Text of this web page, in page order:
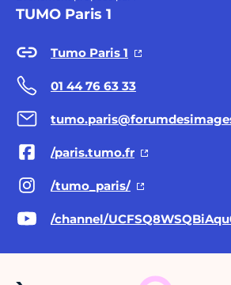
TUMO Paris 1
Tumo Paris 1
01 44 76 63 33
/paris.tumo.fr
/tumo_paris/
/channel/